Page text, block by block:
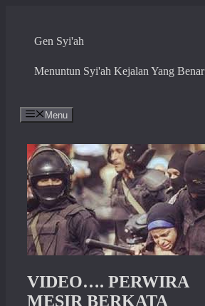
contentGen Syi'ah
Menuntun Syi'ah Kejalan Yang Benar
Menu
VIDEO…. PERWIRA
MESIR BERKATA